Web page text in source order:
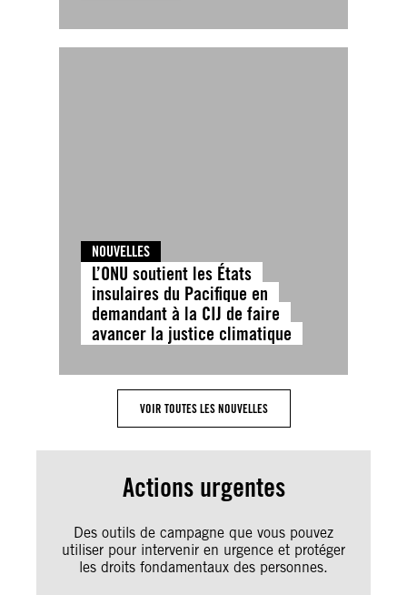
NOUVELLES
L’ONU soutient les États
insulaires du Pacifique en
demandant à la CIJ de faire
avancer la justice climatique
VOIR TOUTES LES NOUVELLES
Actions urgentes
Des outils de campagne que vous pouvez
utiliser pour intervenir en urgence et protéger
les droits fondamentaux des personnes.